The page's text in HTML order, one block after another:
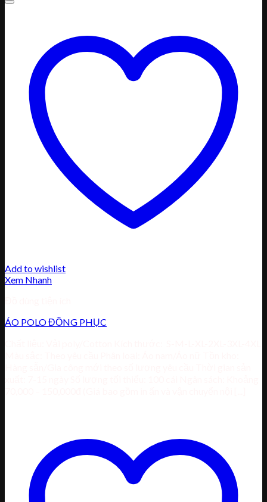
Add to wishlist
Xem Nhanh
ÁO POLO ĐỒNG PHỤC